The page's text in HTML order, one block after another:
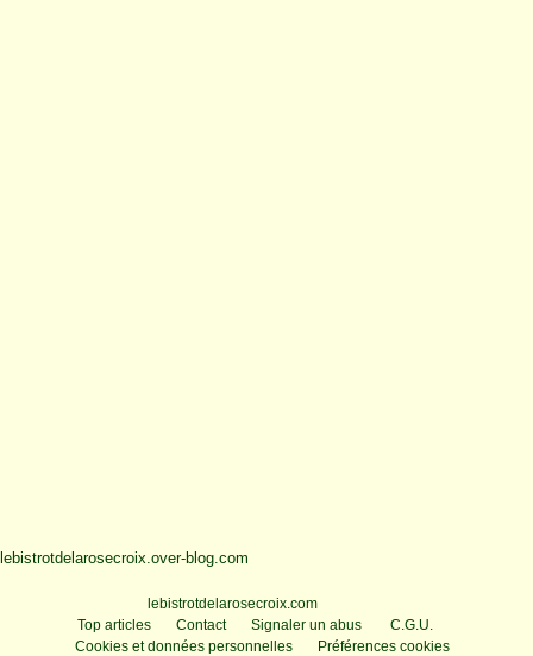
lebistrotdelarosecroix.over-blog.com
lebistrotdelarosecroix.com
Top articles
Contact Signaler un abus
C.G.U.
Cookies et données personnelles
Préférences cookies